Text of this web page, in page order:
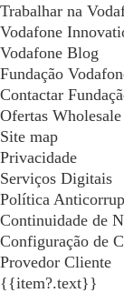
Trabalhar na
Vodafone
Vodafone Blog
Fundação
Contactar
Ofertas Wholesale
Site map
Privacidade
Serviços Digitais
Política
Continuidade de
Configuração de
Provedor Cliente
{{item?.text}}